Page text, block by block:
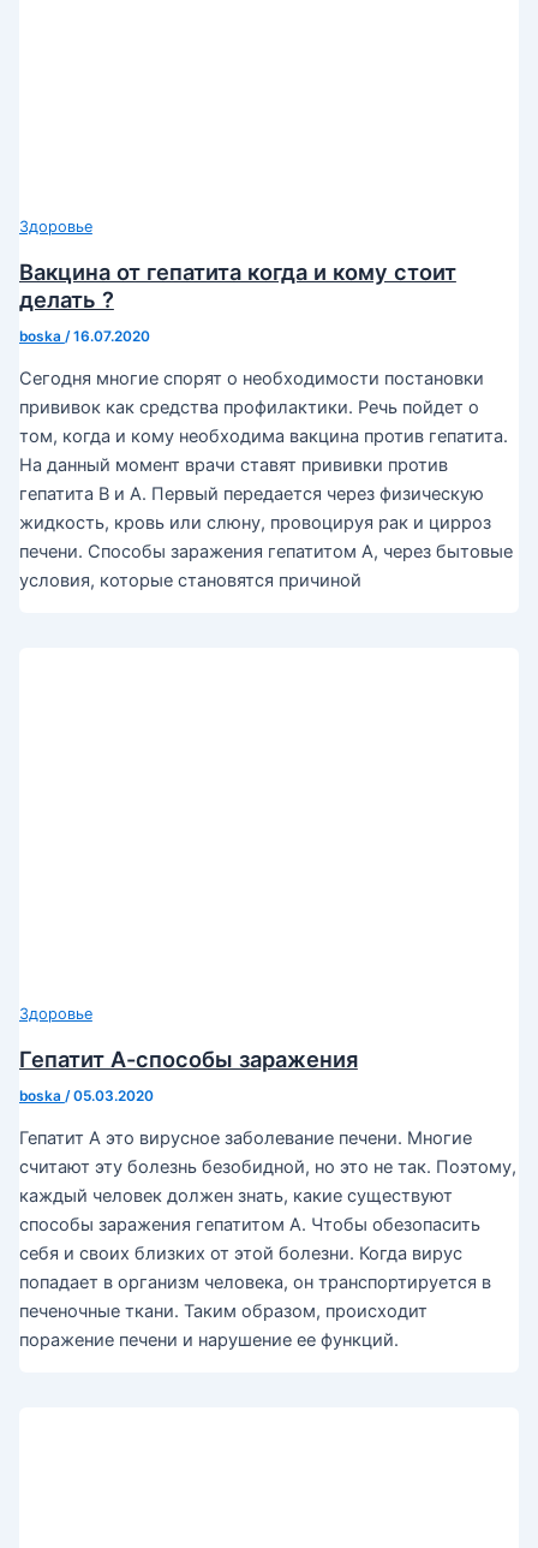
Здоровье
Вакцина от гепатита когда и кому стоит
делать ?
boska /16.07.2020
Сегодня многие спорят о необходимости постановки
прививок как средства профилактики. Речь пойдет о
том, когда и кому необходима вакцина против гепатита.
На данный момент врачи ставят прививки против
гепатита В и А. Первый передается через физическую
жидкость, кровь или слюну, провоцируя рак и цирроз
печени. Способы заражения гепатитом А, через бытовые
условия, которые становятся причиной
Здоровье
Гепатит А-способы заражения
boska /05.03.2020
Гепатит А это вирусное заболевание печени. Многие
считают эту болезнь безобидной, но это не так. Поэтому,
каждый человек должен знать, какие существуют
способы заражения гепатитом А. Чтобы обезопасить
себя и своих близких от этой болезни. Когда вирус
попадает в организм человека, он транспортируется в
печеночные ткани. Таким образом, происходит
поражение печени и нарушение ее функций.